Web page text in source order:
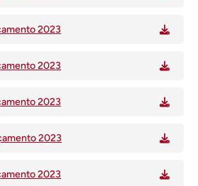
2023
2023
2023
2023
2023